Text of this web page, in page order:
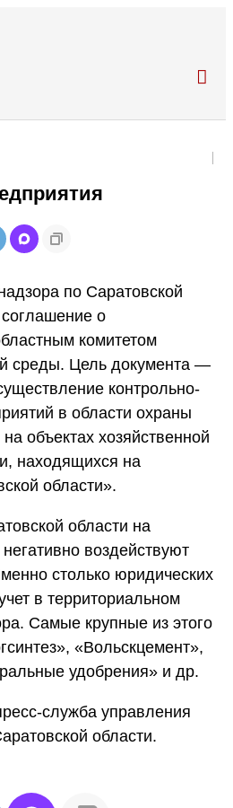
по Саратовской
о
комитетом
среды. Цель документа —
контрольно-
в области охраны
объектах хозяйственной
находящихся на
области».
области на
воздействуют
столько юридических
в территориальном
Самые крупные из этого
«Вольскцемент»,
удобрения» и др.
служба управления
области.